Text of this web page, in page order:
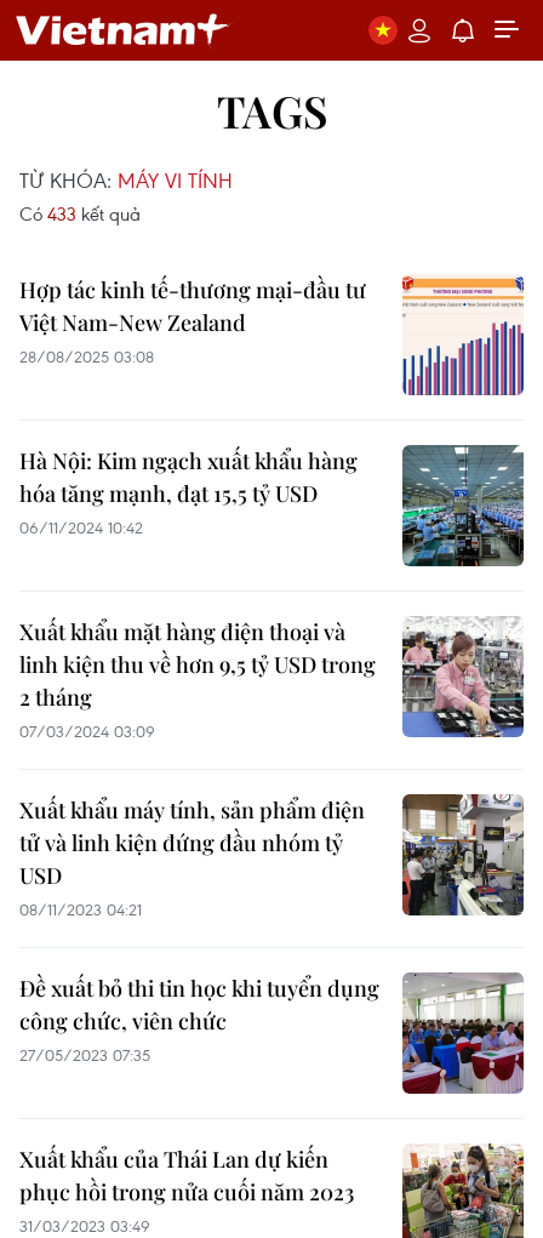
TAGS
TỪ KHÓA: MÁY VI TÍNH
Có 433 kết quả
Hợp tác kinh tế-thương mại-đầu tư
Việt Nam-New Zealand
28/08/2025 03:08
Hà Nội: Kim ngạch xuất khẩu hàng
hóa tăng mạnh, đạt 15,5 tỷ USD
06/11/2024 10:42
Xuất khẩu mặt hàng điện thoại và
linh kiện thu về hơn 9,5 tỷ USD trong
2 tháng
07/03/2024 03:09
Xuất khẩu máy tính, sản phẩm điện
tử và linh kiện đứng đầu nhóm tỷ
USD
08/11/2023 04:21
Đề xuất bỏ thi tin học khi tuyển dụng
công chức, viên chức
27/05/2023 07:35
Xuất khẩu của Thái Lan dự kiến
phục hồi trong nửa cuối năm 2023
31/03/2023 03:49